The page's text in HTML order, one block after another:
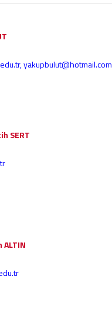
,yakupbulut@hotmail.com
SERT
ALTIN